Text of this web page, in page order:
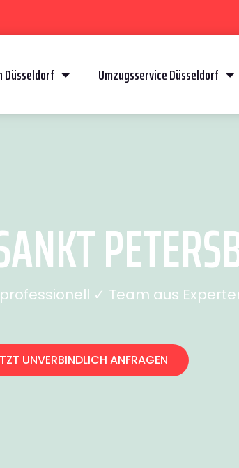
Düsseldorf Umzugsservice Düsseldorf
✓ Team aus
UNVERBINDLICH ANFRAGEN